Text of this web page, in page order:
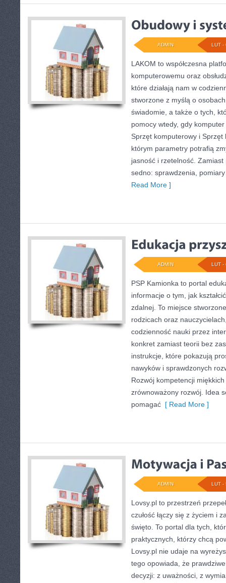
LUT -
ADMIN
LAKOM to współczesna
komputerowemu oraz
które działają nam w
stworzone z myślą o
świadomie, a także o tych,
pomocy wtedy, gdy
Sprzęt komputerowy i
którym parametry potrafią
jasność i rzetelność.
sedno: sprawdzenia,
Read More ]
LUT -
ADMIN
PSP Kamionka to portal
informacje o tym, jak
zdalnej. To miejsce
rodzicach oraz
codzienność nauki przez
konkret zamiast teorii bez
instrukcje, które pokazują
nawyków i sprawdzonych
Rozwój kompetencji
zrównoważony rozwój. Idea
pomagać [ Read More ]
LUT -
ADMIN
Lovsy.pl to przestrzeń
czułość łączy się z życiem i
święto. To portal dla tych,
praktycznych, którzy chcą
Lovsy.pl nie udaje na
tego opowiada, że
decyzji: z uważności, z